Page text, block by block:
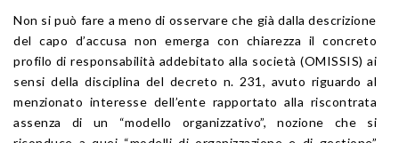
Non si può fare a meno di osservare che già dalla descrizione
del capo d’accusa non emerga con chiarezza il concreto
profilo di responsabilità addebitato alla società (OMISSIS) ai
sensi della disciplina del decreto n. 231, avuto riguardo al
menzionato interesse dell’ente rapportato alla riscontrata
assenza di un “modello organizzativo”, nozione che si